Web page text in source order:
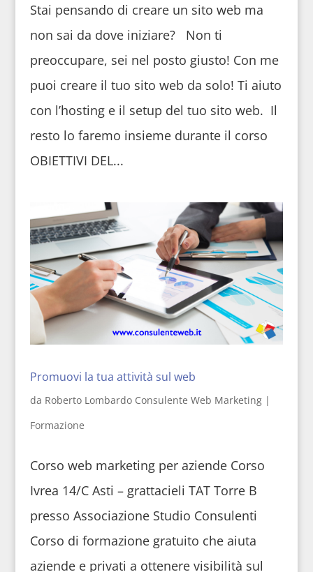
Stai pensando di creare un sito web ma
non sai da dove iniziare? Non ti
preoccupare, sei nel posto giusto! Con me
puoi creare il tuo sito web da solo! Ti aiuto
con l’hosting e il setup del tuo sito web. Il
resto lo faremo insieme durante il corso
OBIETTIVI DEL...
Promuovi la tua attività sul web
da Roberto Lombardo Consulente Web Marketing|
Formazione
Corso web marketing per aziende Corso
Ivrea 14/C Asti – grattacieli TAT Torre B
presso Associazione Studio Consulenti
Corso di formazione gratuito che aiuta
aziende e privati a ottenere visibilità sul